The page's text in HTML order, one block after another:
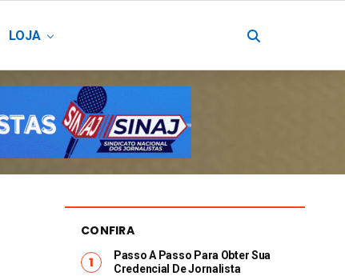
LOJA
CONFIRA
Passo A Passo Para Obter Sua
Credencial De Jornalista